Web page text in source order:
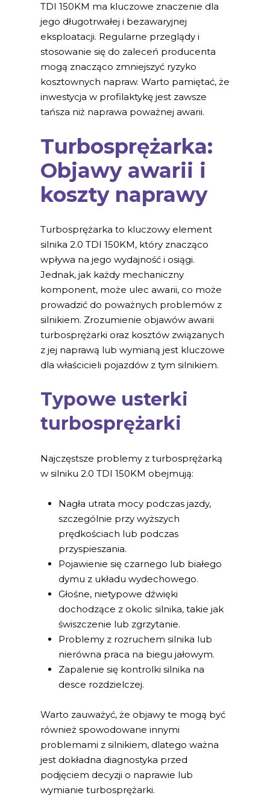
TDI 150KM ma kluczowe znaczenie dla
jego długotrwałej i bezawaryjnej
eksploatacji. Regularne przeglądy i
stosowanie się do zaleceń producenta
mogą znacząco zmniejszyć ryzyko
kosztownych napraw. Warto pamiętać, że
inwestycja w profilaktykę jest zawsze
tańsza niż naprawa poważnej awarii.
Turbosprężarka:
Objawy awarii i
koszty naprawy
Turbosprężarka to kluczowy element
silnika 2.0 TDI 150KM, który znacząco
wpływa na jego wydajność i osiągi.
Jednak, jak każdy mechaniczny
komponent, może ulec awarii, co może
prowadzić do poważnych problemów z
silnikiem. Zrozumienie objawów awarii
turbosprężarki oraz kosztów związanych
z jej naprawą lub wymianą jest kluczowe
dla właścicieli pojazdów z tym silnikiem.
Typowe usterki
turbosprężarki
Najczęstsze problemy z turbosprężarką
w silniku 2.0 TDI 150KM obejmują:
Nagła utrata mocy podczas jazdy,
szczególnie przy wyższych
prędkościach lub podczas
przyspieszania.
Pojawienie się czarnego lub białego
dymu z układu wydechowego.
Głośne, nietypowe dźwięki
dochodzące z okolic silnika, takie jak
świszczenie lub zgrzytanie.
Problemy z rozruchem silnika lub
nierówna praca na biegu jałowym.
Zapalenie się kontrolki silnika na
desce rozdzielczej.
Warto zauważyć, że objawy te mogą być
również spowodowane innymi
problemami z silnikiem, dlatego ważna
jest dokładna diagnostyka przed
podjęciem decyzji o naprawie lub
wymianie turbosprężarki.